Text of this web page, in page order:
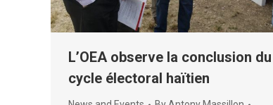
L’OEA observe la conclusion du
cycle électoral haïtien